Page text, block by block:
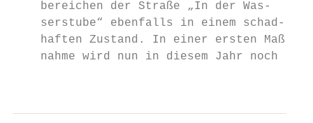
bereichen der Straße „In der Was-
serstube“ ebenfalls in einem schad-
haften Zustand. In einer ersten Maß-
nahme wird nun in diesem Jahr noch